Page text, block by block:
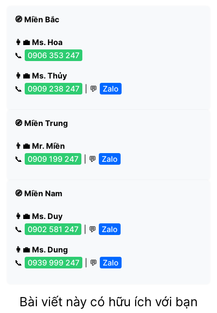
🧭 Miền Bắc
👩‍💼 Ms. Hoa
📞
0906 353 247
👩‍💼 Ms. Thủy
📞
0909 238 247 | 💬 Zalo
🧭 Miền Trung
👨‍💼 Mr. Miền
📞
0909 199 247 | 💬 Zalo
🧭 Miền Nam
👩‍💼 Ms. Duy
📞
0902 581 247 | 💬 Zalo
👩‍💼 Ms. Dung
📞
0939 999 247 | 💬 Zalo
Bài viết này có hữu ích với bạn